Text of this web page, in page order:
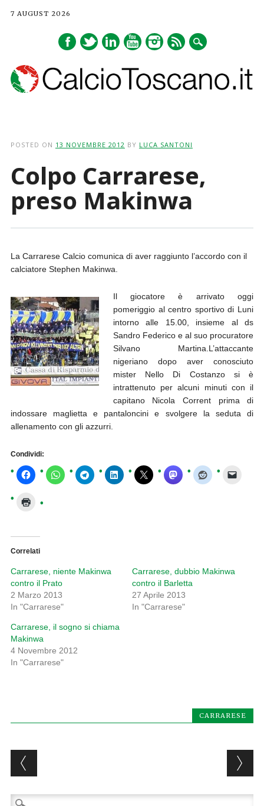
7 AUGUST 2026
POSTED ON 13 NOVEMBRE 2012 BY LUCA SANTONI
Colpo Carrarese,
preso Makinwa
La Carrarese Calcio comunica di aver raggiunto l’accordo con il
calciatore Stephen Makinwa.
Il giocatore è arrivato oggi
pomeriggio al centro sportivo di Luni
intorno alle 15.00, insieme al ds
Sandro Federico e al suo procuratore
Silvano Martina.L’attaccante
nigeriano dopo aver conosciuto
mister Nello Di Costanzo si è
intrattenuto per alcuni minuti con il
capitano Nicola Corrent prima di
indossare maglietta e pantaloncini e svolgere la seduta di
allenamento con gli azzurri.
Condividi:
Correlati
Carrarese, niente Makinwa
contro il Prato
2 Marzo 2013
In "Carrarese"
Carrarese, dubbio Makinwa
contro il Barletta
27 Aprile 2013
In "Carrarese"
Carrarese, il sogno si chiama
Makinwa
4 Novembre 2012
In "Carrarese"
CARRARESE
Post navigation
Ricerca